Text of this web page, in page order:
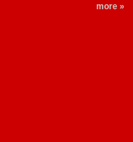
more »